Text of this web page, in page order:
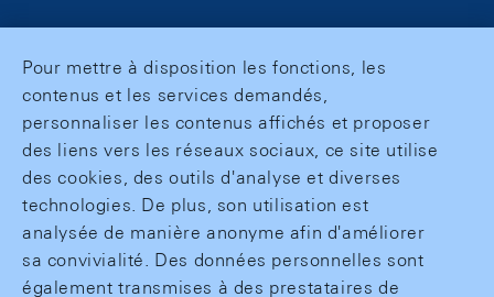
Pour mettre à disposition les fonctions, les
contenus et les services demandés,
personnaliser les contenus affichés et proposer
des liens vers les réseaux sociaux, ce site utilise
des cookies, des outils d'analyse et diverses
technologies. De plus, son utilisation est
analysée de manière anonyme afin d'améliorer
sa convivialité. Des données personnelles sont
également transmises à des prestataires de